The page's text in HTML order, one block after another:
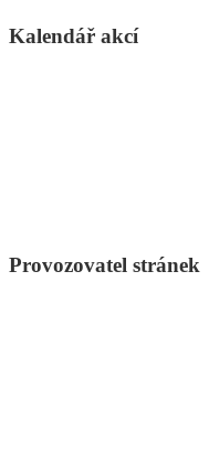
Kalendář akcí
Provozovatel stránek